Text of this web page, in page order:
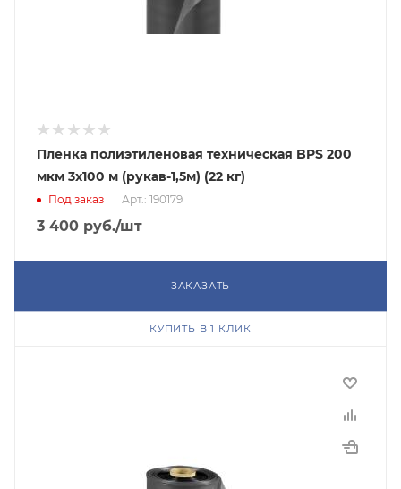
Пленка полиэтиленовая техническая BPS 200
мкм 3x100 м (рукав-1,5м) (22 кг)
Под заказ Арт.: 190179
3 400 руб./шт
ЗАКАЗАТЬ
КУПИТЬ В 1 КЛИК